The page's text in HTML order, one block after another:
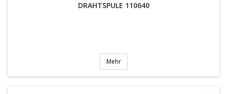
DRAHTSPULE 110640
Mehr